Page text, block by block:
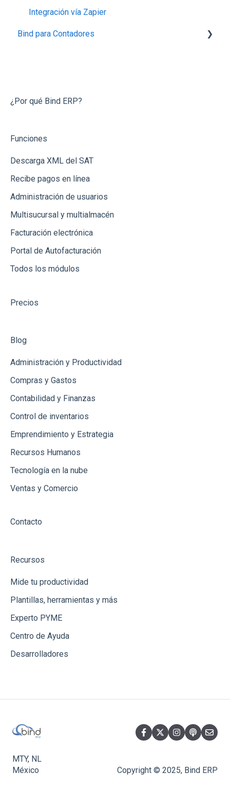
9.-Nómina
10.-Contabilidad
Cotizaciones
Inventarios (Almacenes)
Dashboard
Recepción de Mercancia
Catálogos
Gastos
Usuarios
Productos
Clientes
Integración vía Zapier
Bind para Contadores
¿Por qué Bind ERP?
Funciones
Descarga XML del SAT
Recibe pagos en línea
Administración de usuarios
Multisucursal y multialmacén
Facturación electrónica
Portal de Autofacturación
Todos los módulos
Precios
Blog
Administración y Productividad
Compras y Gastos
Contabilidad y Finanzas
Control de inventarios
Emprendimiento y Estrategia
Recursos Humanos
Tecnología en la nube
Ventas y Comercio
Contacto
Recursos
Mide tu productividad
Plantillas, herramientas y más
Experto PYME
Centro de Ayuda
Desarrolladores
MTY, NL
México
Copyright © 2025, Bind ERP